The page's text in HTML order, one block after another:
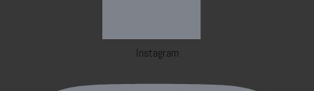
Instagram